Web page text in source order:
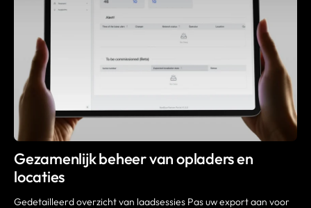
Gezamenlijk beheer van opladers en
locaties
Gedetailleerd overzicht van laadsessies Pas uw export aan voor